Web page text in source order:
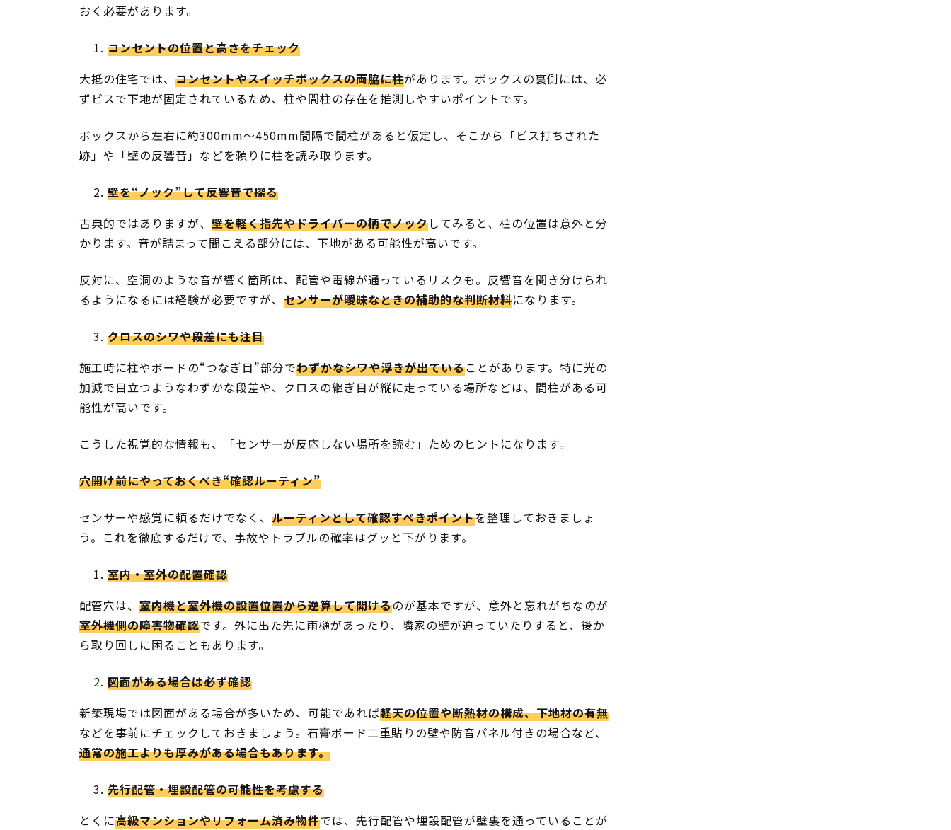
おく必要があります。
コンセントの位置と高さをチェック
大抵の住宅では、 コンセントやスイッチボックスの両脇に柱があります。ボックスの裏側には、必
ずビスで下地が固定されているため、柱や間柱の存在を推測しやすいポイントです。
ボックスから左右に約300mm～450mm間隔で間柱があると仮定し、そこから「ビス打ちされた
跡」や「壁の反響音」などを頼りに柱を読み取ります。
壁を“ノック”して反響音で探る
古典的ではありますが、 壁を軽く指先やドライバーの柄でノックしてみると、柱の位置は意外と分
かります。音が詰まって聞こえる部分には、下地がある可能性が高いです。
反対に、空洞のような音が響く箇所は、配管や電線が通っているリスクも。反響音を聞き分けられ
るようになるには経験が必要ですが、 センサーが曖昧なときの補助的な判断材料になります。
クロスのシワや段差にも注目
施工時に柱やボードの“つなぎ目”部分でわずかなシワや浮きが出ていることがあります。特に光の
加減で目立つようなわずかな段差や、クロスの継ぎ目が縦に走っている場所などは、間柱がある可
能性が高いです。
こうした視覚的な情報も、「センサーが反応しない場所を読む」ためのヒントになります。
穴開け前にやっておくべき“確認ルーティン”
センサーや感覚に頼るだけでなく、 ルーティンとして確認すべきポイントを整理しておきましょ
う。これを徹底するだけで、事故やトラブルの確率はグッと下がります。
室内・室外の配置確認
配管穴は、 室内機と室外機の設置位置から逆算して開けるのが基本ですが、意外と忘れがちなのが
室外機側の障害物確認です。外に出た先に雨樋があったり、隣家の壁が迫っていたりすると、後か
ら取り回しに困ることもあります。
図面がある場合は必ず確認
新築現場では図面がある場合が多いため、可能であれば軽天の位置や断熱材の構成、下地材の有無
などを事前にチェックしておきましょう。石膏ボード二重貼りの壁や防音パネル付きの場合など、
通常の施工よりも厚みがある場合もあります。
先行配管・埋設配管の可能性を考慮する
とくに高級マンションやリフォーム済み物件では、先行配管や埋設配管が壁裏を通っていることが